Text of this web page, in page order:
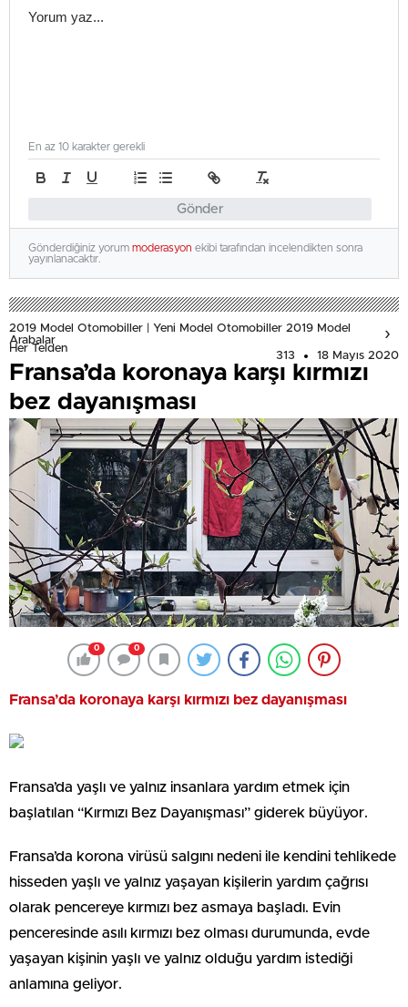
Gönder
En az 10 karakter gerekli
Gönderdiğiniz yorum moderasyon ekibi tarafından incelendikten sonra
yayınlanacaktır.
2019 Model Otomobiller | Yeni Model Otomobiller 2019 Model
Arabalar
Her Telden
313 18 Mayıs 2020
Fransa’da koronaya karşı kırmızı
bez dayanışması
0 0
Fransa’da koronaya karşı kırmızı bez dayanışması
Fransa’da yaşlı ve yalnız insanlara yardım etmek için
başlatılan “Kırmızı Bez Dayanışması” giderek büyüyor.
Fransa’da korona virüsü salgını nedeni ile kendini tehlikede
hisseden yaşlı ve yalnız yaşayan kişilerin yardım çağrısı
olarak pencereye kırmızı bez asmaya başladı. Evin
penceresinde asılı kırmızı bez olması durumunda, evde
yaşayan kişinin yaşlı ve yalnız olduğu yardım istediği
anlamına geliyor.